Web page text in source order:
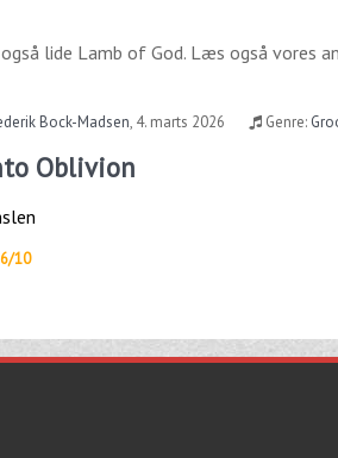
lide Lamb of God. Læs også vores
Bock-Madsen, 4. marts 2026 Genre:
Oblivion
6/10